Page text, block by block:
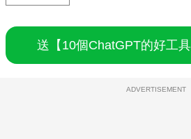
送【10個ChatGPT的好工
ADVERTISEMENT